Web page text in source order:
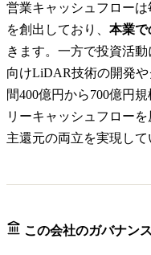
営業キャッシュフロー
を創出しており、 本業で
きます。一方で投資活
向けLiDAR技術の開発
間400億円から700億円
リーキャッシュフロー
主還元の両立を実現して
この会社のガバナン